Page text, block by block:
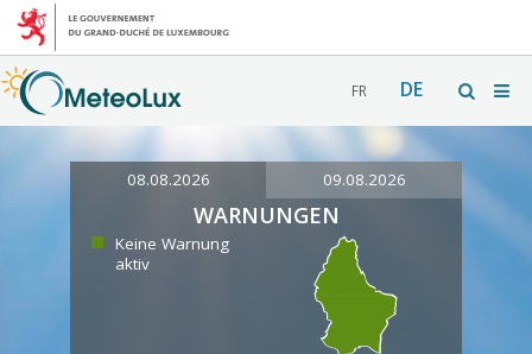
FR DE
08.08.2026 09.08.2026
WARNUNGEN
Keine Warnung
aktiv